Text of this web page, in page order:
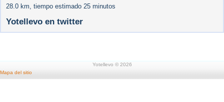
28.0 km, tiempo estimado 25 minutos
Yotellevo en twitter
Yotellevo © 2026
Mapa del sitio